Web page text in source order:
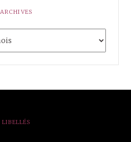
ARCHIVES
LIBELLÉS